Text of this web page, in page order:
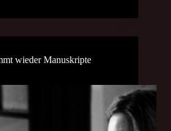
wieder Manuskripte